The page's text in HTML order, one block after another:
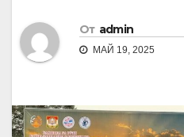
От admin
МАЙ 19, 2025